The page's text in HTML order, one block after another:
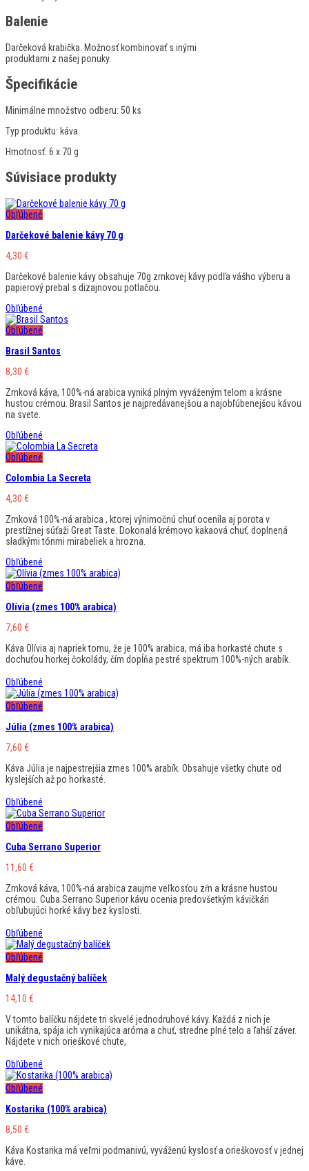
Balenie
Darčeková krabička. Možnosť kombinovať s inými
produktami z našej ponuky.
Špecifikácie
Minimálne množstvo odberu: 50 ks
Typ produktu: káva
Hmotnosť: 6 x 70 g
Súvisiace produkty
Obľúbené
Darčekové balenie kávy 70 g
4,30 €
Darčekové balenie kávy obsahuje 70g zrnkovej kávy podľa vášho výberu a
papierový prebal s dizajnovou potlačou.
Obľúbené
Obľúbené
Brasil Santos
8,30 €
Zrnková káva, 100%-ná arabica vyniká plným vyváženým telom a krásne
hustou crémou. Brasil Santos je najpredávanejšou a najobľúbenejšou kávou
na svete.
Obľúbené
Obľúbené
Colombia La Secreta
4,30 €
Zrnková 100%-ná arabica , ktorej výnimočnú chuť ocenila aj porota v
prestížnej súťaži Great Taste. Dokonalá krémovo kakaová chuť, doplnená
sladkými tónmi mirabeliek a hrozna.
Obľúbené
Obľúbené
Olívia (zmes 100% arabica)
7,60 €
Káva Olívia aj napriek tomu, že je 100% arabica, má iba horkasté chute s
dochuťou horkej čokolády, čím dopĺňa pestré spektrum 100%-ných arabík.
Obľúbené
Obľúbené
Júlia (zmes 100% arabica)
7,60 €
Káva Júlia je najpestrejšia zmes 100% arabík. Obsahuje všetky chute od
kyslejších až po horkasté.
Obľúbené
Obľúbené
Cuba Serrano Superior
11,60 €
Zrnková káva, 100%-ná arabica zaujme veľkosťou zŕn a krásne hustou
crémou. Cuba Serrano Superior kávu ocenia predovšetkým kávičkári
obľubujúci horké kávy bez kyslosti.
Obľúbené
Obľúbené
Malý degustačný balíček
14,10 €
V tomto balíčku nájdete tri skvelé jednodruhové kávy. Každá z nich je
unikátna, spája ich vynikajúca aróma a chuť, stredne plné telo a ľahší záver.
Nájdete v nich orieškové chute,
Obľúbené
Obľúbené
Kostarika (100% arabica)
8,50 €
Káva Kostarika má veľmi podmanivú, vyváženú kyslosť a orieškovosť v jednej
káve.